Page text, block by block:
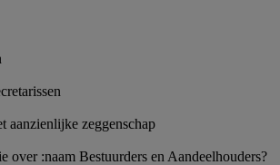
aanzienlijke zeggenschap
over :naam Bestuurders en Aandeelhouders?